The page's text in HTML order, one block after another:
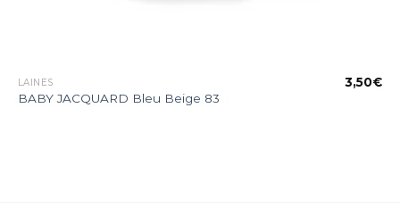
LAINES
BABY JACQUARD Bleu Beige 83
3,50€